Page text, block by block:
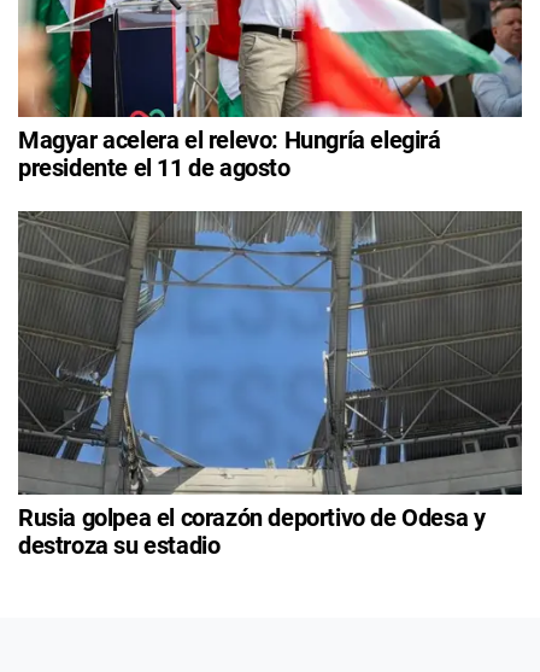
Magyar acelera el relevo: Hungría elegirá
presidente el 11 de agosto
Rusia golpea el corazón deportivo de Odesa y
destroza su estadio